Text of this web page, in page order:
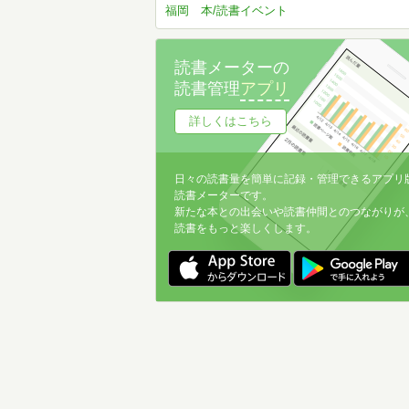
福岡 本/読書イベント
読書メーターの
読書管理アプリ
詳しくはこちら
日々の読書量を簡単に記録・管理できるアプリ
読書メーターです。
新たな本との出会いや読書仲間とのつながりが
読書をもっと楽しくします。